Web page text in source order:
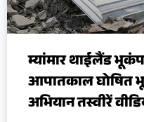
म्यांमार थाईलैंड
आपातकाल घोषित
अभियान तस्वीरें